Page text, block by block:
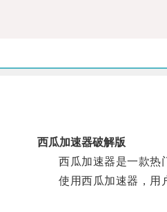
西瓜加速器破解版
西瓜加速器是一款热门
使用西瓜加速器，用户